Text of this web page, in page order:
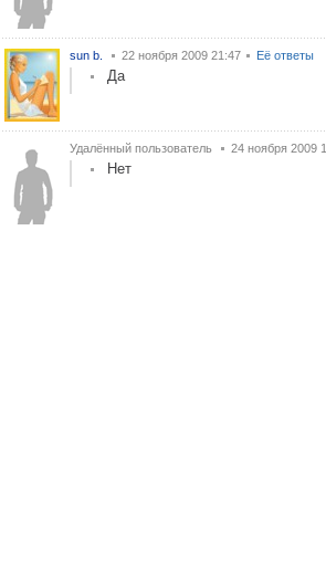
sun b. 22 ноября 2009 21:47 Её ответы
Да
Удалённый пользователь 24 ноября 2009
Нет